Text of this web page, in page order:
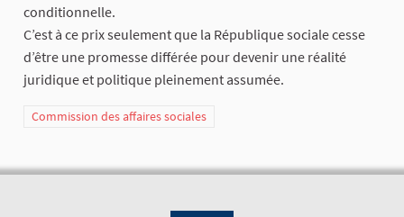
conditionnelle.
C’est à ce prix seulement que la République sociale cesse
d’être une promesse différée pour devenir une réalité
juridique et politique pleinement assumée.
Commission des affaires sociales